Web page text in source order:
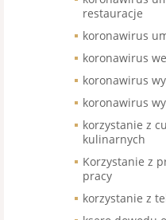
restauracje
koronawirus
koronawirus
koronawirus
koronawirus
korzystanie z
kulinarnych
Korzystanie z
pracy
korzystanie z